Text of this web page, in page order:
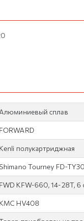
Алюминиевый сплав
FORWARD
Kenli полукартриджная
Shimano Tourney FD-
FWD KFW-660, 14-28T, 6
KMC HV408